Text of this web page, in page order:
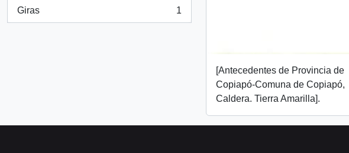
Giras
, 1 results
1
[Antecedentes de Provincia de
Copiapó-Comuna de Copiapó,
Caldera. Tierra Amarilla].